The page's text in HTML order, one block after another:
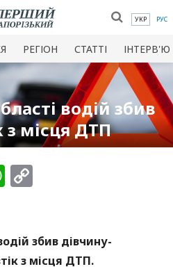
УКР РУС
РЕГІОН СТАТТІ ІНТЕРВ'Ю
водій збив
з місця ДТП
WhatsApp
збив дівчину-
з місця ДТП.